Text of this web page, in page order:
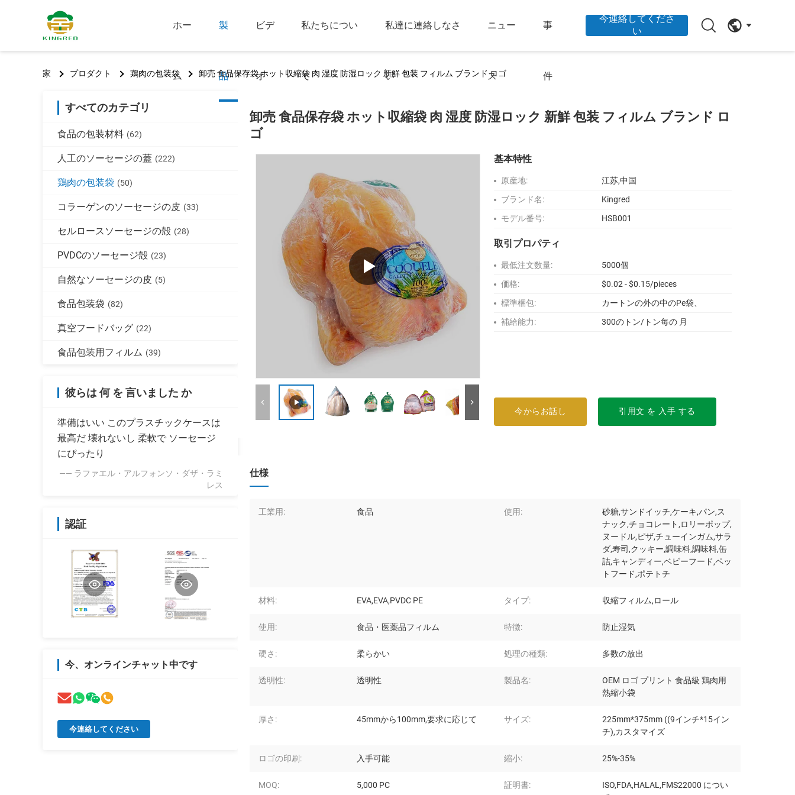
ホー
ム
製
品
ビデ
オ
私たちについ
て
私達に連絡しなさ
い
ニュー
ス
事
件
今連絡してくださ
い
家 プロダクト 鶏肉の包装袋 卸売 食品保存袋 ホット収縮袋 肉 湿度 防湿ロック 新鮮 包装 フィルム ブランド ロゴ
すべてのカテゴリ
食品の包装材料 (62)
人工のソーセージの蓋 (222)
鶏肉の包装袋 (50)
コラーゲンのソーセージの皮 (33)
セルロースソーセージの殻 (28)
PVDCのソーセージ殻 (23)
自然なソーセージの皮 (5)
食品包装袋 (82)
真空フードバッグ (22)
食品包装用フィルム (39)
彼らは 何 を 言いました か
準備はいい このプラスチックケースは
最高だ 壊れないし 柔軟で ソーセージ
にぴったり
—— ラファエル・アルフォンソ・ダザ・ラミ
レス
認証
今、オンラインチャット中です
今連絡してください
卸売 食品保存袋 ホット収縮袋 肉 湿度 防湿ロック 新鮮 包装 フィルム ブランド ロ
ゴ
基本特性
原産地:
江苏,中国
ブランド名:
Kingred
モデル番号:
HSB001
取引プロパティ
最低注文数量:
5000個
価格:
$0.02 - $0.15/pieces
標準梱包:
カートンの外の中のPe袋、
補給能力:
300のトン/トン每の 月
今からお話し 引用文 を 入手 する
仕様
工業用: 食品 使用:
砂糖,サンドイッチ,ケーキ,パン,ス
ナック,チョコレート,ロリーポップ,
ヌードル,ピザ,チューインガム,サラ
ダ,寿司,クッキー,調味料,調味料,缶
詰,キャンディー,ベビーフード,ペッ
トフード,ポテトチ
材料: EVA,EVA,PVDC PE タイプ: 収縮フィルム,ロール
使用: 食品・医薬品フィルム 特徴: 防止湿気
硬さ: 柔らかい 処理の種類: 多数の放出
透明性: 透明性 製品名:
OEM ロゴ プリント 食品級 鶏肉用
熱縮小袋
厚さ: 45mmから100mm,要求に応じて サイズ:
225mm*375mm ((9インチ*15イン
チ),カスタマイズ
ロゴの印刷: 入手可能 縮小: 25%-35%
MOQ: 5,000 PC 証明書:
ISO,FDA,HALAL,FMS22000 につい